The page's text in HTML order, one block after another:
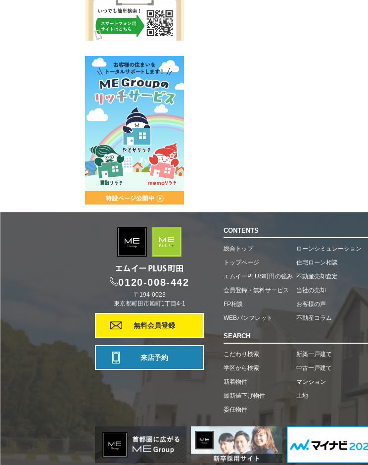
0120-008-442
〒194-0023
東京都町田市旭町1丁目4-1
無料会員登録
来店予約
CONTENTS
総合トップ
トップページ
エムイーPLUS町田の強み
会員登録・無料サービス
FP相談
WEBパンフレット
ローンシミュレーション
住宅ローン相談
不動産売却査定
当社の売却
お客様の声
不動産コラム
SEARCH
こだわり検索
学区から検索
新着物件
最新値下げ物件
委任物件
新築一戸建て
中古一戸建て
マンション
土地